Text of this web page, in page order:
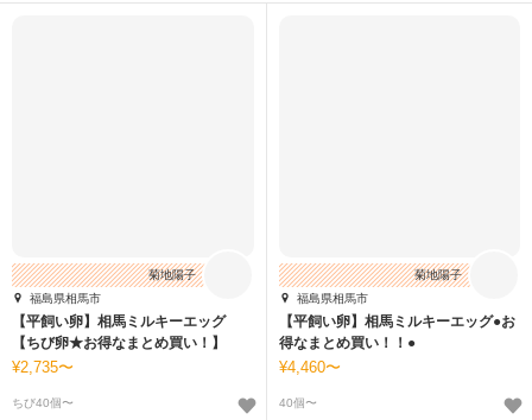
【平飼い卵】相馬ミルキーエッグ
【ちび卵★お得なまとめ買い！】
2,735〜
ちび40個〜
菊地陽子
福島県相馬市
【平飼い卵】相馬ミルキーエッグ●お
得なまとめ買い！！●
4,460〜
40個〜
菊地陽子
福島県相馬市